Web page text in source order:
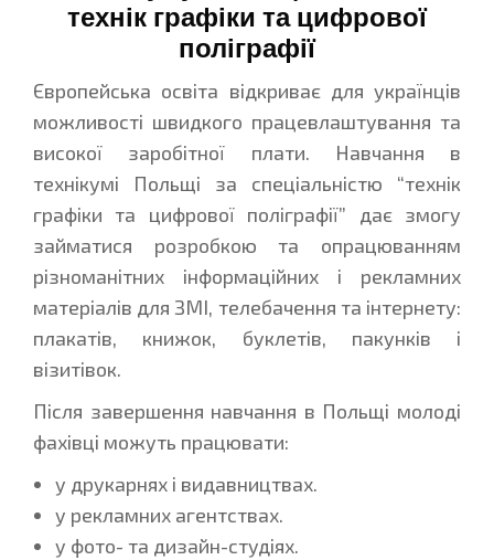
технік графіки та цифрової
поліграфії
Європейська освіта відкриває для українців
можливості швидкого працевлаштування та
високої заробітної плати. Навчання в
технікумі Польщі за спеціальністю “технік
графіки та цифрової поліграфії” дає змогу
займатися розробкою та опрацюванням
різноманітних інформаційних і рекламних
матеріалів для ЗМІ, телебачення та інтернету:
плакатів, книжок, буклетів, пакунків і
візитівок.
Після завершення навчання в Польщі молоді
фахівці можуть працювати:
у друкарнях і видавництвах.
у рекламних агентствах.
у фото- та дизайн-студіях.